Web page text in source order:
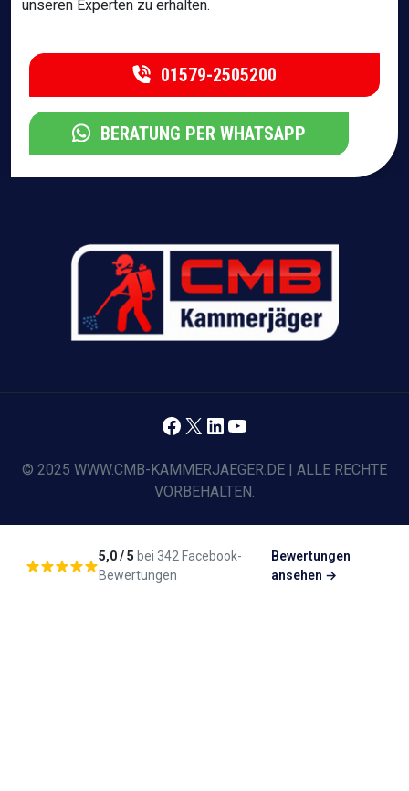
unseren Experten zu erhalten.
01579-2505200
BERATUNG PER WHATSAPP
© 2025 WWW.CMB-KAMMERJAEGER.DE | ALLE RECHTE
VORBEHALTEN.
Facebook
X LinkedIn
YouTube
5,0 / 5 bei 342 Facebook-
Bewertungen
Bewertungen
ansehen →